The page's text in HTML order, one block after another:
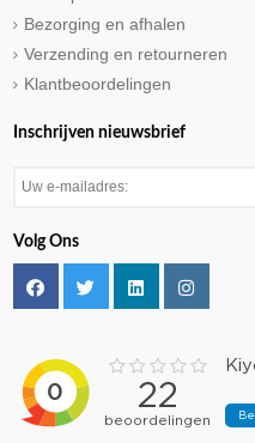
Bezorging en afhalen
Verzending en retourneren
Klantbeoordelingen
Inschrijven nieuwsbrief
Volg Ons